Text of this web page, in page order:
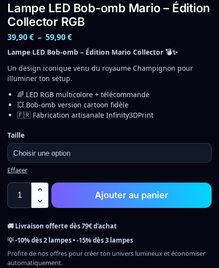
Lampe LED Bob-omb Mario – Édition
Collector RGB
39,90€ – 59,90€
Lampe LED Bob-omb – Édition Mario Collector 💣✨
Un design iconique venu du royaume Champignon pour
illuminer ton setup.
🌈 LED RGB multicolore + télécommande
💥 Bob-omb version cartoon fidèle
🇫🇷 Fabrication artisanale Infinity3DPrint
Taille
Effacer
Ajouter au panier
🚚 Livraison offerte dès 79€ d’achat
💡 -10% dès 2 lampes • -15% dès 3 lampes
Profite de nos offres pour créer ton univers lumineux et économiser
automatiquement.